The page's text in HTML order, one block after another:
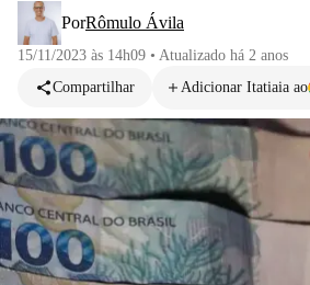
PorRômulo Ávila
15/11/2023 às 14h09 • Atualizado há 2 anos
Compartilhar
Adicionar Itatiaia ao